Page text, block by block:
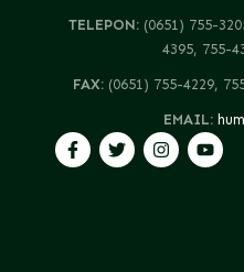
TELEPON: (0651) 755-
4395, 755-
FAX: (0651) 755-4229,
EMAIL: